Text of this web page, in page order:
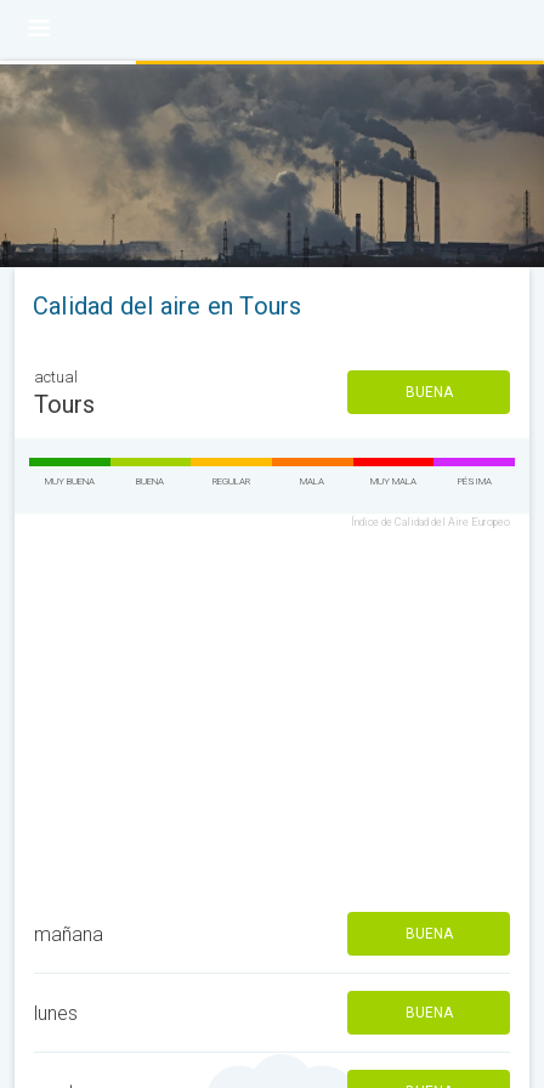
Calidad del aire en Tours
actual
Tours BUENA
MUY BUENA BUENA REGULAR MALA MUY MALA PÉSIMA
Índice de Calidad del Aire Europeo
mañana BUENA
lunes BUENA